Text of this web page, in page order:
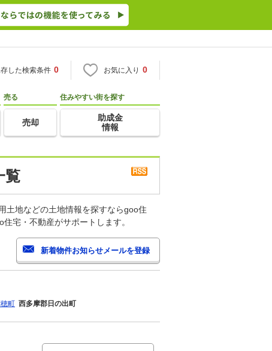
した検索条件 0 お気に入り 0
売る
売却
住みやすい街を探す
助成金
情報
覧
土地などの土地情報を探すならgoo住
宅・不動産がサポートします。
町 西多摩郡日の出町